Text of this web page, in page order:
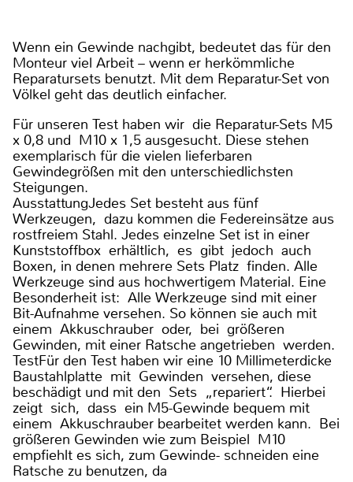
Wenn ein Gewinde nachgibt, bedeutet das für den
Monteur viel Arbeit – wenn er herkömmliche
Reparatursets benutzt. Mit dem Reparatur-Set von
Völkel geht das deutlich einfacher.
Für unseren Test haben wir die Reparatur-Sets M5
x 0,8 und M10 x 1,5 ausgesucht. Diese stehen
exemplarisch für die vielen lieferbaren
Gewindegrößen mit den unterschiedlichsten
Steigungen.
AusstattungJedes Set besteht aus fünf
Werkzeugen, dazu kommen die Federeinsätze aus
rostfreiem Stahl. Jedes einzelne Set ist in einer
Kunststoffbox erhältlich, es gibt jedoch auch
Boxen, in denen mehrere Sets Platz finden. Alle
Werkzeuge sind aus hochwertigem Material. Eine
Besonderheit ist: Alle Werkzeuge sind mit einer
Bit-Aufnahme versehen. So können sie auch mit
einem Akkuschrauber oder, bei größeren
Gewinden, mit einer Ratsche angetrieben werden.
TestFür den Test haben wir eine 10 Millimeterdicke
Baustahlplatte mit Gewinden versehen, diese
beschädigt und mit den Sets „repariert“. Hierbei
zeigt sich, dass ein M5-Gewinde bequem mit
einem Akkuschrauber bearbeitet werden kann. Bei
größeren Gewinden wie zum Beispiel M10
empfiehlt es sich, zum Gewinde- schneiden eine
Ratsche zu benutzen, da